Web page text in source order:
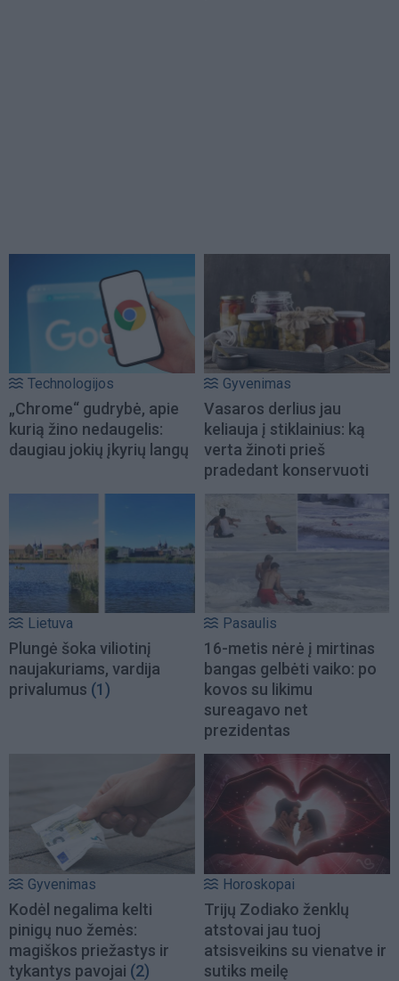
Technologijos
„Chrome“ gudrybė, apie
kurią žino nedaugelis:
daugiau jokių įkyrių langų
Gyvenimas
Vasaros derlius jau
keliauja į stiklainius: ką
verta žinoti prieš
pradedant konservuoti
Lietuva
Plungė šoka viliotinį
naujakuriams, vardija
privalumus (1)
Pasaulis
16-metis nėrė į mirtinas
bangas gelbėti vaiko: po
kovos su likimu
sureagavo net
prezidentas
Gyvenimas
Kodėl negalima kelti
pinigų nuo žemės:
magiškos priežastys ir
tykantys pavojai (2)
Horoskopai
Trijų Zodiako ženklų
atstovai jau tuoj
atsisveikins su vienatve ir
sutiks meilę